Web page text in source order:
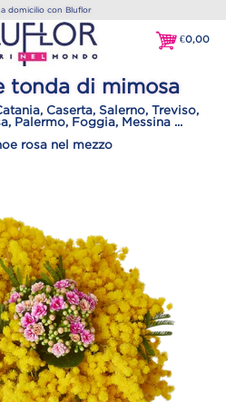
a domicilio con Bluflor
€0,00
€0,00
tonda di mimosa
Caserta, Salerno, Treviso,
Palermo, Foggia, Messina ...
rosa nel mezzo